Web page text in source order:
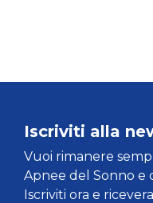
Iscriviti alla
Vuoi rimanere
Apnee del Sonno e
Iscriviti ora e